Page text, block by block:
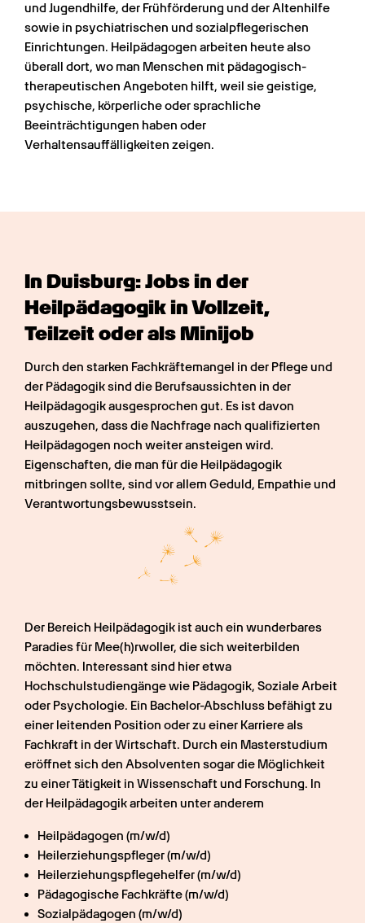
und Jugendhilfe, der Frühförderung und der Altenhilfe
sowie in psychiatrischen und sozialpflegerischen
Einrichtungen. Heilpädagogen arbeiten heute also
überall dort, wo man Menschen mit pädagogisch-
therapeutischen Angeboten hilft, weil sie geistige,
psychische, körperliche oder sprachliche
Beeinträchtigungen haben oder
Verhaltensauffälligkeiten zeigen.
In Duisburg: Jobs in der
Heilpädagogik in Vollzeit,
Teilzeit oder als Minijob
Durch den starken Fachkräftemangel in der Pflege und
der Pädagogik sind die Berufsaussichten in der
Heilpädagogik ausgesprochen gut. Es ist davon
auszugehen, dass die Nachfrage nach qualifizierten
Heilpädagogen noch weiter ansteigen wird.
Eigenschaften, die man für die Heilpädagogik
mitbringen sollte, sind vor allem Geduld, Empathie und
Verantwortungsbewusstsein.
Der Bereich Heilpädagogik ist auch ein wunderbares
Paradies für Mee(h)rwoller, die sich weiterbilden
möchten. Interessant sind hier etwa
Hochschulstudiengänge wie Pädagogik, Soziale Arbeit
oder Psychologie. Ein Bachelor-Abschluss befähigt zu
einer leitenden Position oder zu einer Karriere als
Fachkraft in der Wirtschaft. Durch ein Masterstudium
eröffnet sich den Absolventen sogar die Möglichkeit
zu einer Tätigkeit in Wissenschaft und Forschung. In
der Heilpädagogik arbeiten unter anderem
Heilpädagogen (m/w/d)
Heilerziehungspfleger (m/w/d)
Heilerziehungspflegehelfer (m/w/d)
Pädagogische Fachkräfte (m/w/d)
Sozialpädagogen (m/w/d)